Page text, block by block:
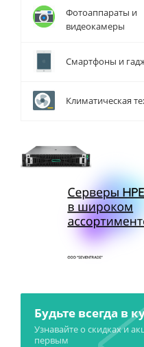
Фотоаппараты и
видеокамеры
Смартфоны и
Климатическая
Будьте всегда в
Узнавайте о скидках и
первым